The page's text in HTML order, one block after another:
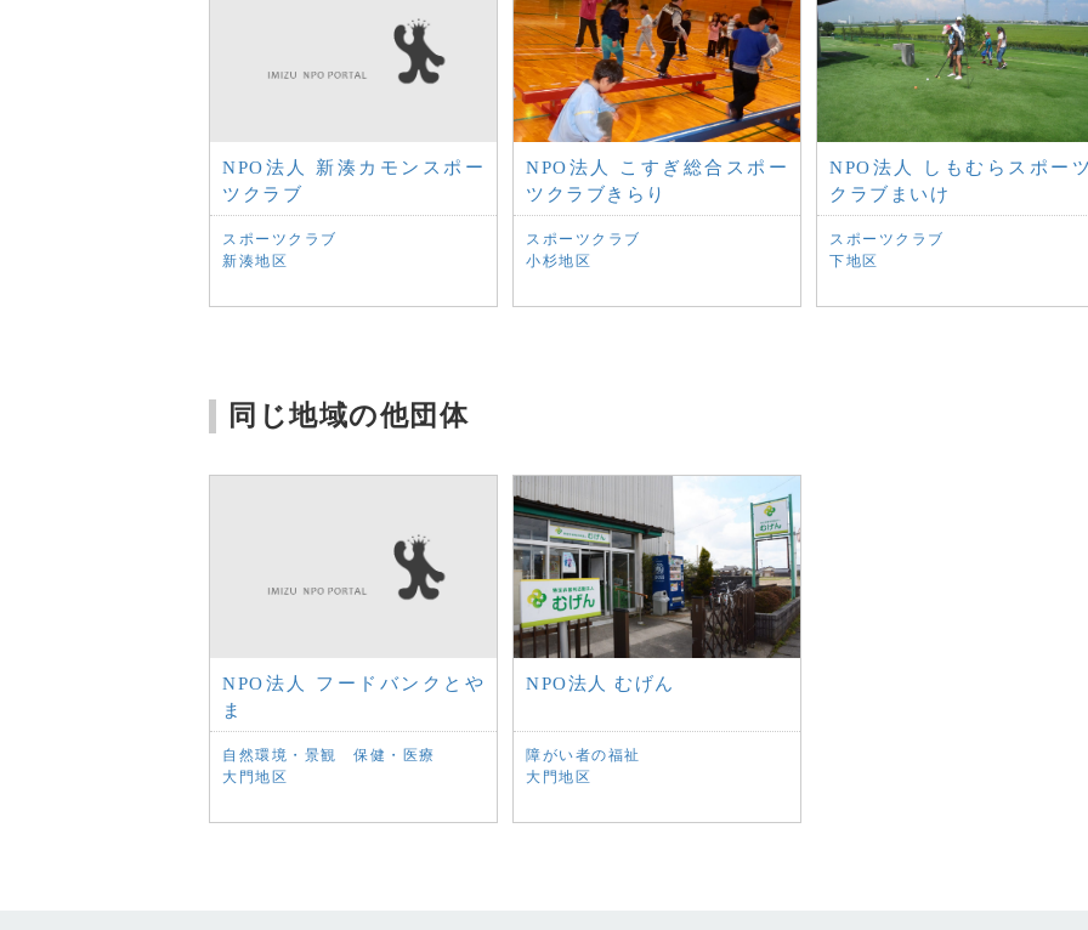
NPO法人 新湊カモンスポー
ツクラブ
スポーツクラブ
新湊地区
NPO法人 こすぎ総合スポー
ツクラブきらり
スポーツクラブ
小杉地区
NPO法人 しもむらスポー
クラブまいけ
スポーツクラブ
下地区
同じ地域の他団体
NPO法人 フードバンクとや
ま
自然環境・景観
保健・医療
大門地区
NPO法人 むげん
障がい者の福祉
大門地区